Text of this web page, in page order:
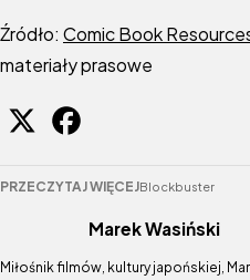
Źródło: Comic Book
materiały prasowe
PRZECZYTAJ WIĘCEJBlockbuster
Marek Wasiński
Miłośnik filmów, kultury japońskiej,